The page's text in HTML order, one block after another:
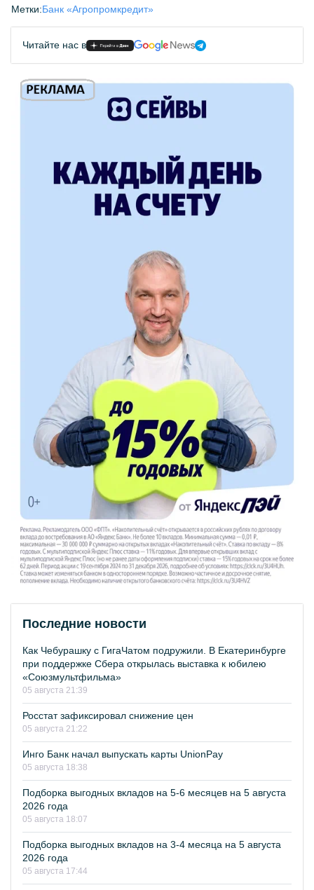
Метки:Банк «Агропромкредит»
Читайте нас в
Последние новости
Как Чебурашку с ГигаЧатом подружили. В Екатеринбурге
при поддержке Сбера открылась выставка к юбилею
«Союзмультфильма»
05 августа 21:39
Росстат зафиксировал снижение цен
05 августа 21:22
Инго Банк начал выпускать карты UnionPay
05 августа 18:38
Подборка выгодных вкладов на 5-6 месяцев на 5 августа
2026 года
05 августа 18:07
Подборка выгодных вкладов на 3-4 месяца на 5 августа
2026 года
05 августа 17:44